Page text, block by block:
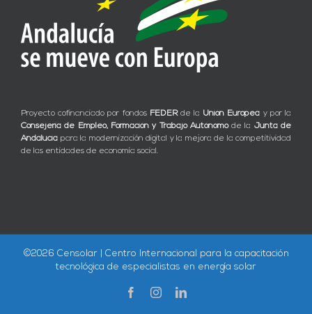
Proyecto cofinanciado por fondos FEDERde la Unión Europea y por la
Consejería de Empleo, Formación y Trabajo Autónomode la Junta de
Andalucía para la modernización digital y la mejora de la competitividad
de las entidades de economía social.
©2026 Censolar | Centro Internacional para la capacitación
tecnológica de especialistas en energía solar
FacebookInstagramLinkedIn